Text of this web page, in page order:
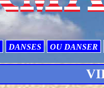
DANSES OU DANSER